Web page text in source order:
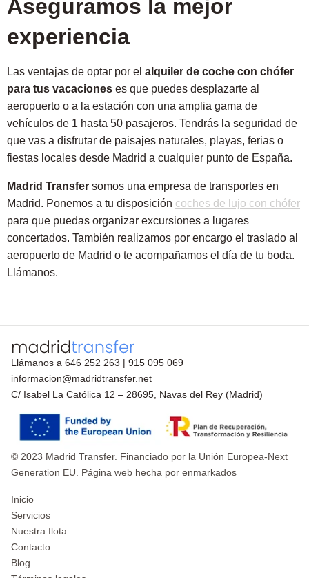
Aseguramos la mejor
experiencia
Las ventajas de optar por el alquiler de coche con chófer
para tus vacaciones es que puedes desplazarte al
aeropuerto o a la estación con una amplia gama de
vehículos de 1 hasta 50 pasajeros. Tendrás la seguridad de
que vas a disfrutar de paisajes naturales, playas, ferias o
fiestas locales desde Madrid a cualquier punto de España.
Madrid Transfer somos una empresa de transportes en
Madrid. Ponemos a tu disposición coches de lujo con chófer
para que puedas organizar excursiones a lugares
concertados. También realizamos por encargo el traslado al
aeropuerto de Madrid o te acompañamos el día de tu boda.
Llámanos.
Llámanos a 646 252 263 | 915 095 069
informacion@madridtransfer.net
C/ Isabel La Católica 12 – 28695, Navas del Rey (Madrid)
© 2023 Madrid Transfer. Financiado por la Unión Europea-Next
Generation EU. Página web hecha por enmarkados
Inicio
Servicios
Nuestra flota
Contacto
Blog